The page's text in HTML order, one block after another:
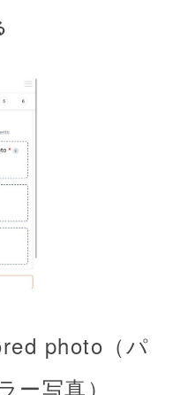
photo（パ
ー写真）